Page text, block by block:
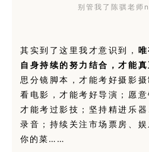
别管我了陈骐老
其实到了这里我才意识到，
自身持续的努力结合，才能
思分镜脚本，才能考好摄影
看电影，才能考好导演；愿意
才能考过影技；坚持精进乐
录音；持续关注市场票房、
你的菜……